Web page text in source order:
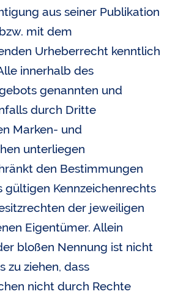
aus seiner Publikation
mit dem
Urheberrecht kenntlich
innerhalb des
genannten und
durch Dritte
Marken- und
unterliegen
den Bestimmungen
gültigen Kennzeichenrechts
der jeweiligen
Eigentümer. Allein
bloßen Nennung ist nicht
zu ziehen, dass
nicht durch Rechte